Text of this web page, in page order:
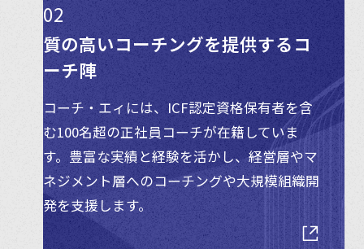
02
質の高いコーチングを提供するコ
ーチ陣
コーチ・エィには、ICF認定資格保有者を含
む100名超の正社員コーチが在籍していま
す。豊富な実績と経験を活かし、経営層やマ
ネジメント層へのコーチングや大規模組織開
発を支援します。